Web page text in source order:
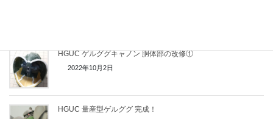
HGUC ゲルググキャノン 胴体部の改修①
2022年10月2日
HGUC 量産型ゲルググ 完成！